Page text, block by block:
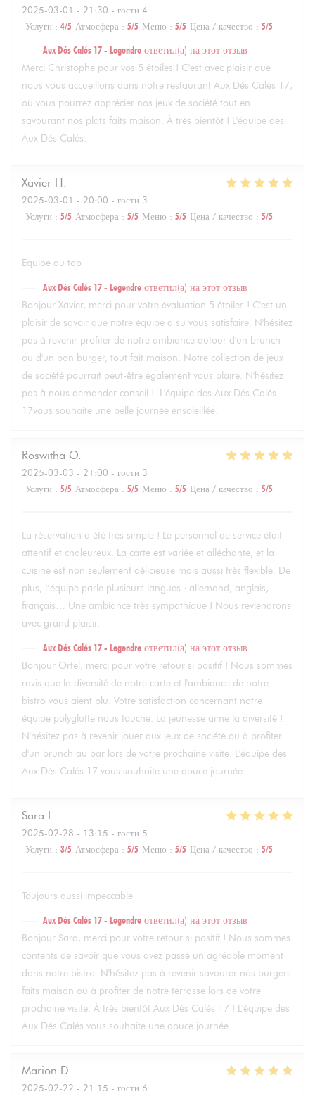
2025-03-01 - 21:30 - гости 4
Услуги : 4/5 Атмосфера : 5/5 Меню : 5/5 Цена / качество : 5/5
Aux Dés Calés 17 - Legendre ответил(а) на этот отзыв
Merci Christophe pour vos 5 étoiles ! C'est avec plaisir que
nous vous accueillons dans notre restaurant Aux Dés Calés 17,
où vous pourrez apprécier nos jeux de société tout en
savourant nos plats faits maison. À très bientôt ! L'équipe des
Aux Dés Calés.
Xavier H
2025-03-01 - 20:00 - гости 3
Услуги : 5/5 Атмосфера : 5/5 Меню : 5/5 Цена / качество : 5/5
Equipe au top
Aux Dés Calés 17 - Legendre ответил(а) на этот отзыв
Bonjour Xavier, merci pour votre évaluation 5 étoiles ! C'est un
plaisir de savoir que notre équipe a su vous satisfaire. N'hésitez
pas à revenir profiter de notre ambiance autour d'un brunch
ou d'un bon burger, tout fait maison. Notre collection de jeux
de société pourrait peut-être également vous plaire. N'hésitez
pas à nous demander conseil !. L'équipe des Aux Dés Calés
17vous souhaite une belle journée ensoleillée.
Roswitha O
2025-03-03 - 21:00 - гости 3
Услуги : 5/5 Атмосфера : 5/5 Меню : 5/5 Цена / качество : 5/5
La réservation a été très simple ! Le personnel de service était
attentif et chaleureux. La carte est variée et alléchante, et la
cuisine est non seulement délicieuse mais aussi très flexible. De
plus, l’équipe parle plusieurs langues : allemand, anglais,
français… Une ambiance très sympathique ! Nous reviendrons
avec grand plaisir.
Aux Dés Calés 17 - Legendre ответил(а) на этот отзыв
Bonjour Ortel, merci pour votre retour si positif ! Nous sommes
ravis que la diversité de notre carte et l'ambiance de notre
bistro vous aient plu. Votre satisfaction concernant notre
équipe polyglotte nous touche. La jeunesse aime la diversité !
N'hésitez pas à revenir jouer aux jeux de société ou à profiter
d'un brunch au bar lors de votre prochaine visite. L'équipe des
Aux Dés Calés 17 vous souhaite une douce journée
Sara L
2025-02-28 - 13:15 - гости 5
Услуги : 3/5 Атмосфера : 5/5 Меню : 5/5 Цена / качество : 5/5
Toujours aussi impeccable
Aux Dés Calés 17 - Legendre ответил(а) на этот отзыв
Bonjour Sara, merci pour votre retour si positif ! Nous sommes
contents de savoir que vous avez passé un agréable moment
dans notre bistro. N'hésitez pas à revenir savourer nos burgers
faits maison ou à profiter de notre terrasse lors de votre
prochaine visite. À très bientôt Aux Dés Calés 17 ! L'équipe des
Aux Dés Calés vous souhaite une douce journée
Marion D
2025-02-22 - 21:15 - гости 6